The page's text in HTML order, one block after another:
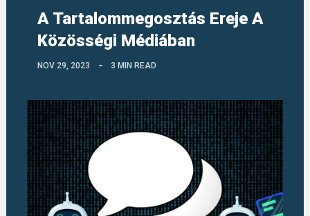
A Tartalommegosztás Ereje A
Közösségi Médiában
NOV 29, 2023 3 MIN READ